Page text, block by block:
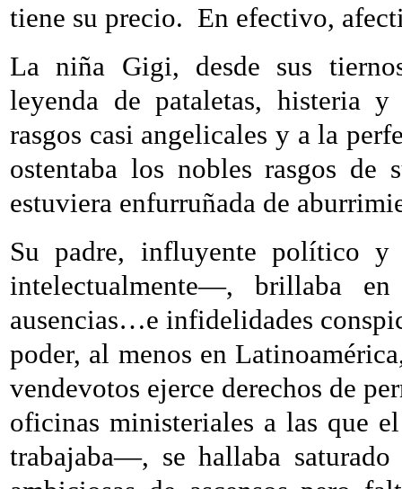
tiene su precio. En efectivo,
La niña Gigi, desde sus
leyenda de pataletas, histeria
rasgos casi angelicales y a la
ostentaba los nobles rasgos de
estuviera enfurruñada de
Su padre, influyente político
intelectualmente—, brillaba
ausencias…e infidelidades
poder, al menos en
vendevotos ejerce derechos de
oficinas ministeriales a las que
trabajaba—, se hallaba